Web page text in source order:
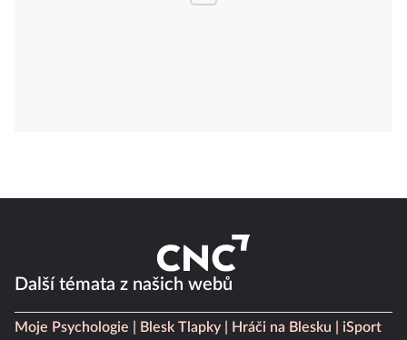
Další témata z našich webů
Moje Psychologie Blesk Tlapky Hráči na Blesku
iSport